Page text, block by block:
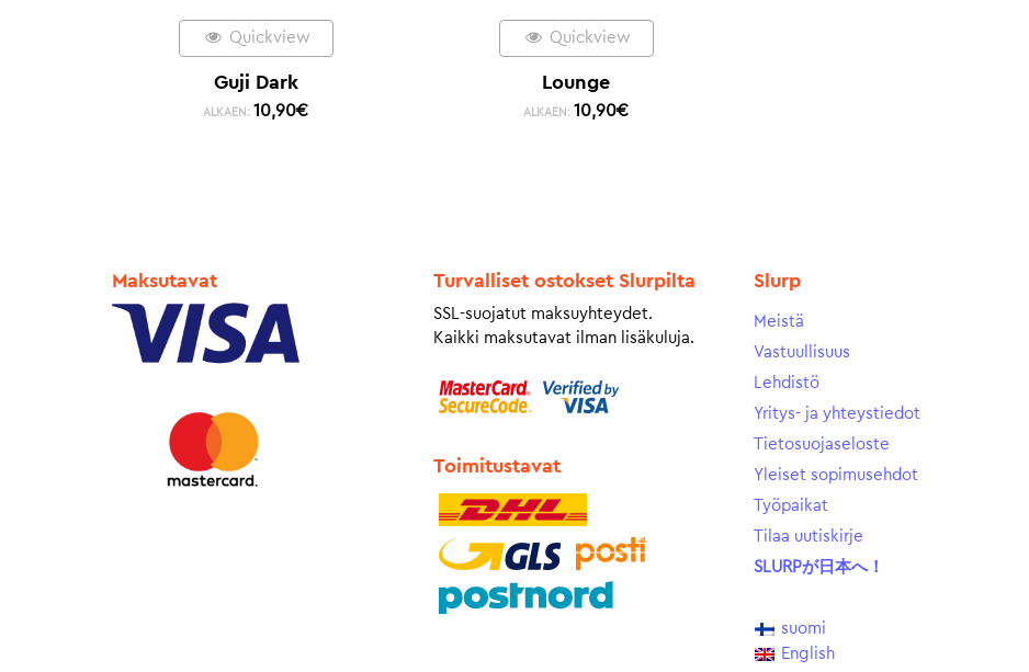
Quickview
Guji Dark
ALKAEN: 10,90€
Quickview
Lounge
ALKAEN: 10,90€
Maksutavat Turvalliset ostokset Slurpilta
SSL-suojatut maksuyhteydet.
Kaikki maksutavat ilman lisäkuluja.
Toimitustavat
Slurp
Meistä
Vastuullisuus
Lehdistö
Yritys- ja yhteystiedot
Tietosuojaseloste
Yleiset sopimusehdot
Työpaikat
Tilaa uutiskirje
SLURPが日本へ！
suomi
English